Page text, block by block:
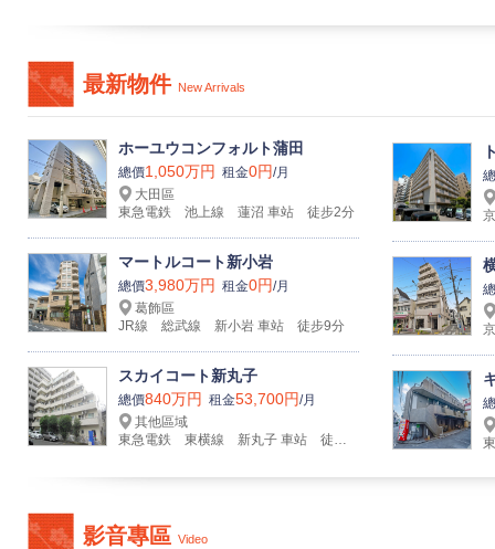
最新物件 New Arrivals
ホーユウコンフォルト蒲田
總價1,050万円 租金0円/月
大田區
東急電鉄 池上線 蓮沼 車站 徒步2分
マートルコート新小岩
總價3,980万円 租金0円/月
葛飾區
JR線 総武線 新小岩 車站 徒步9分
スカイコート新丸子
總價840万円 租金53,700円/月
其他區域
東急電鉄 東横線 新丸子 車站 徒步5分
影音專區 Video